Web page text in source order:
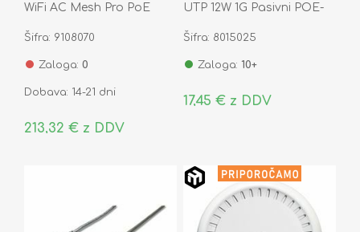
WiFi AC Mesh Pro PoE
Šifra: 9108070
Zaloga: 0
Dobava: 14-21 dni
213,32 € z DDV
UTP 12W 1G Pasivni POE-
Šifra: 8015025
Zaloga: 10+
17,45 € z DDV